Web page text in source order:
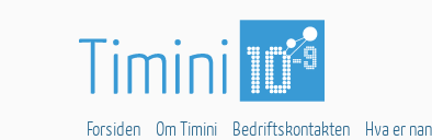
Forsiden Om Timini Bedriftskontakten Hva er